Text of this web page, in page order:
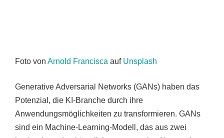
Foto von Arnold Francisca auf Unsplash
Generative Adversarial Networks (GANs) haben das
Potenzial, die KI-Branche durch ihre
Anwendungsmöglichkeiten zu transformieren. GANs
sind ein Machine-Learning-Modell, das aus zwei